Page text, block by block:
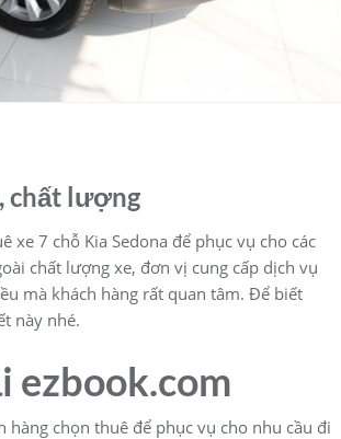
chất lượng
xe 7 chỗ Kia Sedona để phục vụ cho các
chất lượng xe, đơn vị cung cấp dịch vụ
mà khách hàng rất quan tâm. Để biết
này nhé.
ezbook.com
hàng chọn thuê để phục vụ cho nhu cầu đi